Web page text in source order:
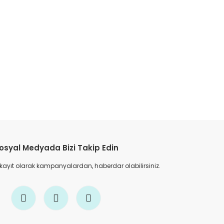
Medyada Bizi Takip Edin
olarak kampanyalardan, haberdar olabilirsiniz.